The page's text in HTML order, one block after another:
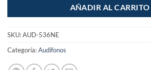
AÑADIR AL CARRITO
SKU:AUD-536NE
Categoría:Audifonos